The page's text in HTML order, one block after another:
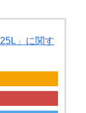
」に関す